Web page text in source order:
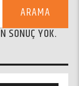
SONUÇ YOK.